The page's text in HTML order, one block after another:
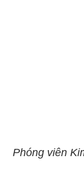
Phóng viên